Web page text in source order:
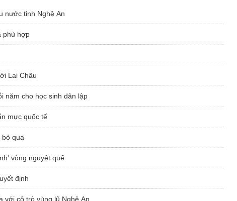
nước tỉnh Nghệ An
phù hợp
Lai Châu
năm cho học sinh dân lập
mực quốc tế
bỏ qua
vòng nguyệt quế
định
với cô trò vùng lũ Nghệ An